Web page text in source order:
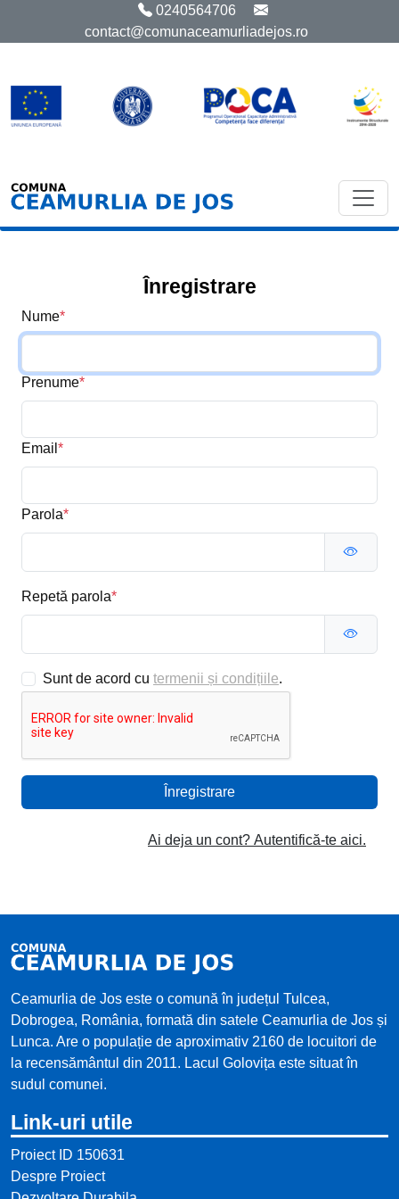
0240564706
contact@comunaceamurliadejos.ro
Înregistrare
Nume*
Prenume*
Email *
Parola*
Repetă parola*
Sunt de acord cu termenii și condițiile.
Înregistrare
Ai deja un cont? Autentifică-te aici.
Ceamurlia de Jos este o comună în județul Tulcea,
Dobrogea, România, formată din satele Ceamurlia de Jos și
Lunca. Are o populație de aproximativ 2160 de locuitori de
la recensământul din 2011. Lacul Golovița este situat în
sudul comunei.
Link-uri utile
Proiect ID 150631
Despre Proiect